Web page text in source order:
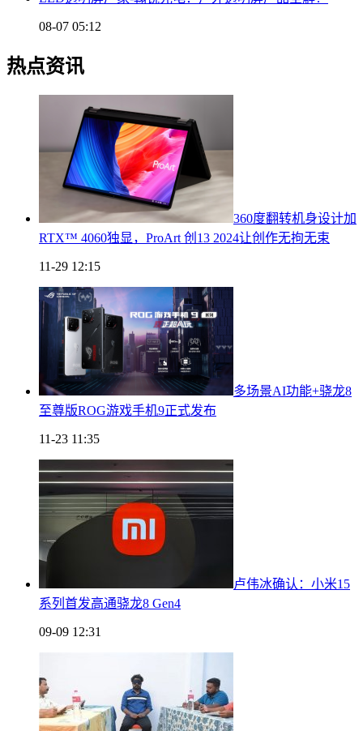
08-07 05:12
热点资讯
360度翻转机身设计加
RTX™ 4060独显，ProArt 创13 2024让创作无拘无束
11-29 12:15
多场景AI功能+骁龙8
至尊版ROG游戏手机9正式发布
11-23 11:35
卢伟冰确认：小米15
系列首发高通骁龙8 Gen4
09-09 12:31